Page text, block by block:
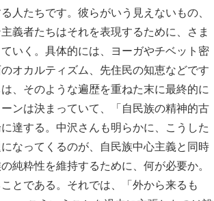
人たちです。彼らがいう見えないもの、
義者たちはそれを表現するために、さま
いく。具体的には、ヨーガやチベット密
オカルティズム、先住民の知恵などです
、そのような遍歴を重ねた末に最終的に
ンは決まっていて、「自民族の精神的古
達する。中沢さんも明らかに、こうした
なってくるのが、自民族中心主義と同時
純粋性を維持するために、何が必要か。
とである。それでは、「外から来るも